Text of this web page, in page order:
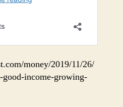
money/2019/11/26/
good-income-growing-